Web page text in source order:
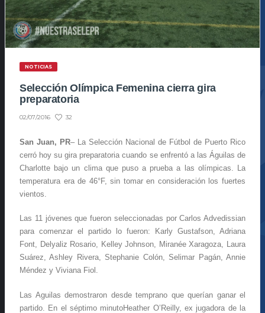
NOTICIAS
Selección Olímpica Femenina cierra gira
preparatoria
02/07/2016 32
San Juan, PR– La Selección Nacional de Fútbol de Puerto Rico
cerró hoy su gira preparatoria cuando se enfrentó a las Águilas de
Charlotte bajo un clima que puso a prueba a las olímpicas. La
temperatura era de 46°F, sin tomar en consideración los fuertes
vientos.
Las 11 jóvenes que fueron seleccionadas por Carlos Advedissian
para comenzar el partido lo fueron: Karly Gustafson, Adriana
Font, Delyaliz Rosario, Kelley Johnson, Miranée Xaragoza, Laura
Suárez, Ashley Rivera, Stephanie Colón, Selimar Pagán, Annie
Méndez y Viviana Fiol.
Las Aguilas demostraron desde temprano que querían ganar el
partido. En el séptimo minutoHeather O’Reilly, ex jugadora de la